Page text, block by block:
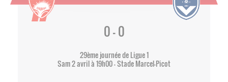
0 - 0
29ème journée de Ligue 1
Sam 2 avril à 19h00 - Stade Marcel-Picot